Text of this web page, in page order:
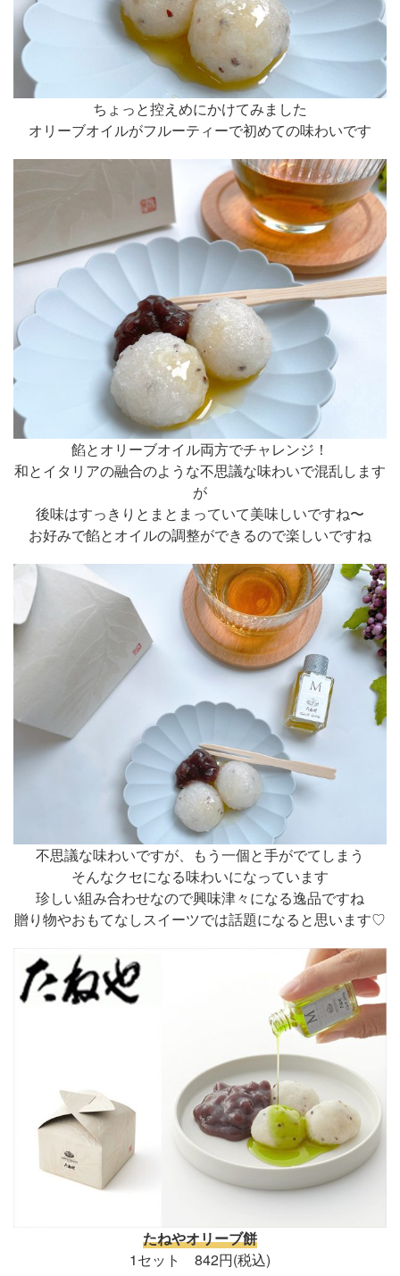
ちょっと控えめにかけてみました
オリーブオイルがフルーティーで初めての味わいです
餡とオリーブオイル両方でチャレンジ！
和とイタリアの融合のような不思議な味わいで混乱します
が
後味はすっきりとまとまっていて美味しいですね〜
お好みで餡とオイルの調整ができるので楽しいですね
不思議な味わいですが、もう一個と手がでてしまう
そんなクセになる味わいになっています
珍しい組み合わせなので興味津々になる逸品ですね
贈り物やおもてなしスイーツでは話題になると思います♡
たねやオリーブ餅
1セット 842円(税込)